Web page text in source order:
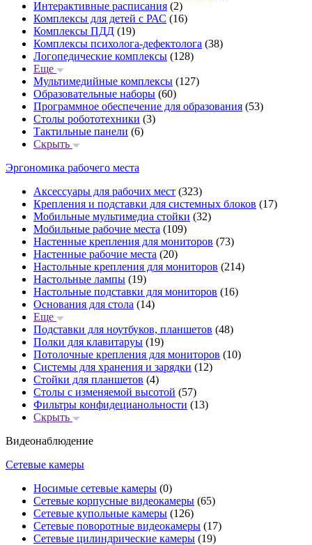
Интерактивные расписания (2)
Комплексы для детей с РАС (16)
Комплексы ПДД (19)
Комплексы психолога-дефектолога (38)
Логопедические комплексы (128)
Еще
Мультимедийные комплексы (127)
Образовательные наборы (60)
Программное обеспечение для образования (53)
Столы робототехники (3)
Тактильные панели (6)
Скрыть
Эргономика рабочего места
Аксессуары для рабочих мест (323)
Крепления и подставки для системных блоков (17)
Мобильные мультимедиа стойки (32)
Мобильные рабочие места (109)
Настенные крепления для мониторов (73)
Настенные рабочие места (20)
Настольные крепления для мониторов (214)
Настольные лампы (19)
Настольные подставки для мониторов (16)
Основания для стола (14)
Еще
Подставки для ноутбуков, планшетов (48)
Полки для клавитаруы (19)
Потолочные крепления для мониторов (10)
Системы для хранения и зарядки (12)
Стойки для планшетов (4)
Столы с изменяемой высотой (57)
Фильтры конфидецианольности (13)
Скрыть
Видеонаблюдение
Сетевые камеры
Носимые сетевые камеры (0)
Сетевые корпусные видеокамеры (65)
Сетевые купольные камеры (126)
Сетевые поворотные видеокамеры (17)
Сетевые цилиндрические камеры (19)